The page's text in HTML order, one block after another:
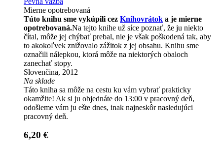
Mierne opotrebovaná
Túto knihu sme vykúpili cez Knihovrátok a je mierne
opotrebovaná.Na tejto knihe už síce poznať, že ju niekto
čítal, môže jej chýbať prebal, nie je však poškodená tak, aby
to akokoľvek znižovalo zážitok z jej obsahu. Knihu sme
označili nálepkou, ktorá môže na niektorých obaloch
zanechať stopy.
Slovenčina, 2012
Na sklade
Táto kniha sa môže na cestu ku vám vybrať prakticky
okamžite! Ak si ju objednáte do 13:00 v pracovný deň,
odošleme vám ju ešte dnes, inak najneskôr nasledujúci
pracovný deň.
6,20 €